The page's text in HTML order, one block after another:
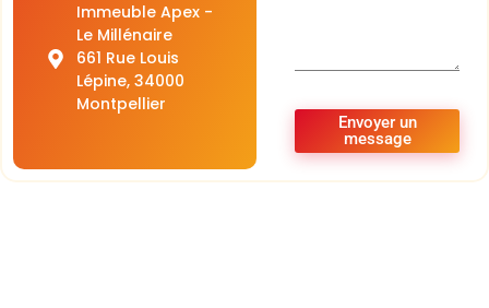
Immeuble Apex -
Le Millénaire
661 Rue Louis
Lépine, 34000
Montpellier
Envoyer un
message